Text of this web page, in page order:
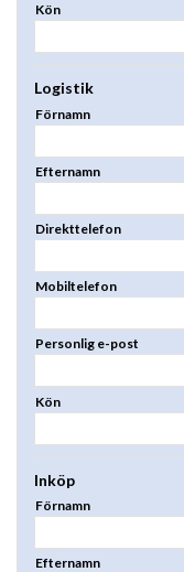
Kön
Logistik
Förnamn
Efternamn
Direkttelefon
Mobiltelefon
Personlig e-post
Kön
Inköp
Förnamn
Efternamn